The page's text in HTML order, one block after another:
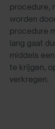
procedure,
worden
procedure
lang gaat
middels
te krijgen,
verkregen.